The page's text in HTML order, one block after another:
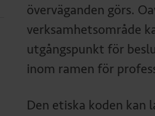
överväganden görs.
verksamhetsområde
utgångspunkt för
inom ramen för
Den etiska koden